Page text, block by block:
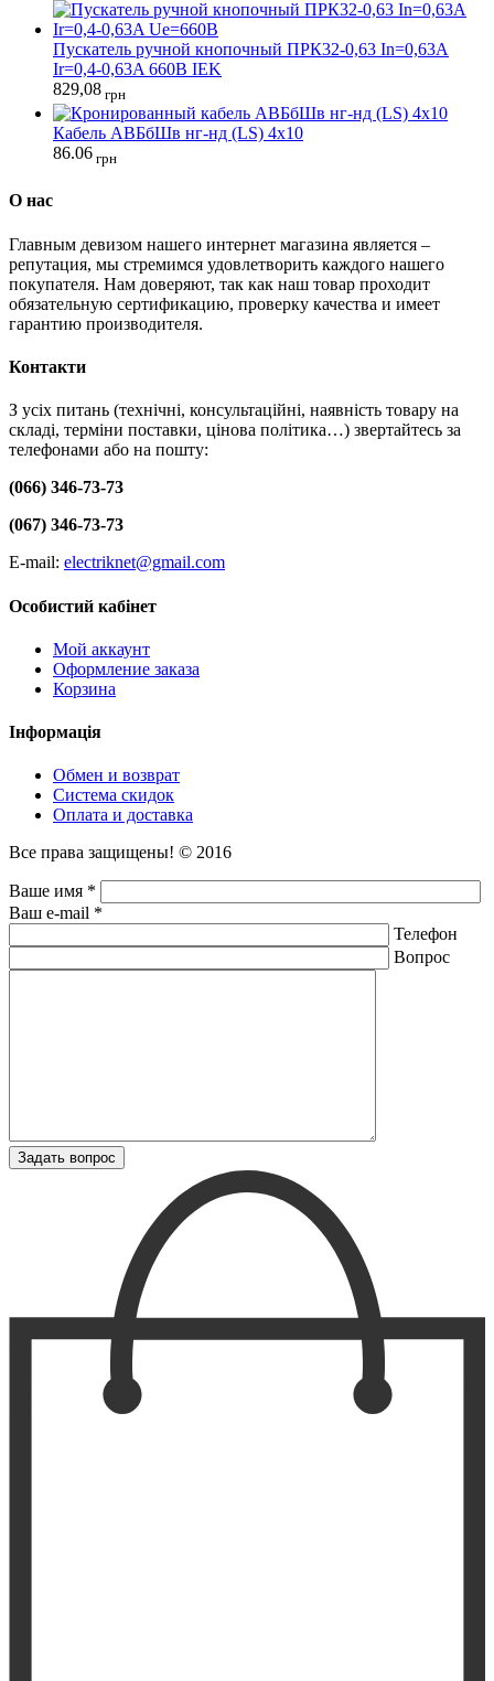
Пускатель ручной кнопочный ПРК32-0,63 In=0,63A
Ir=0,4-0,63A 660В IEK
829,08 грн
Кабель АВБбШв нг-нд (LS) 4х10
86.06 грн
О нас
Главным девизом нашего интернет магазина является –
репутация, мы стремимся удовлетворить каждого нашего
покупателя. Нам доверяют, так как наш товар проходит
обязательную сертификацию, проверку качества и имеет
гарантию производителя.
Контакти
З усіх питань (технічні, консультаційні, наявність товару на
складі, терміни поставки, цінова політика…) звертайтесь за
телефонами або на пошту:
(066) 346-73-73
(067) 346-73-73
E-mail: electriknet@gmail.com
Особистий кабінет
Мой аккаунт
Оформление заказа
Корзина
Інформація
Обмен и возврат
Система скидок
Оплата и доставка
Все права защищены! © 2016
Ваше имя *
Ваш e-mail *
Телефон
Вопрос